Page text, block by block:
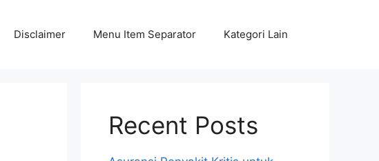
Disclaimer Menu Item Separator Kategori Lain
Recent Posts